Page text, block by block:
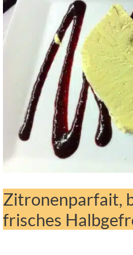
Zitronenparfait,
frisches